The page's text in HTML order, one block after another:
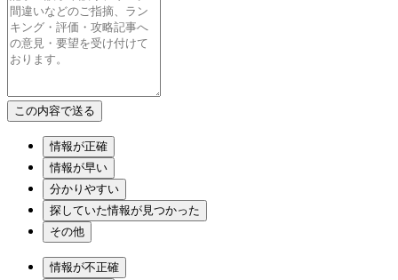
情報が正確
情報が早い
分かりやすい
探していた情報が見つかった
その他
情報が不正確